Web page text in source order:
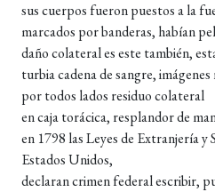
sus cuerpos fueron puestos a la
marcados por banderas, habían
daño colateral es este también,
turbia cadena de sangre, imágenes
por todos lados residuo colateral
en caja torácica, resplandor de
en 1798 las Leyes de Extranjería y
Estados Unidos,
declaran crimen federal escribir,